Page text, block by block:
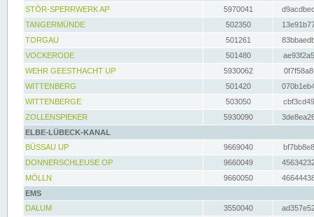
STÖR-SPERRWERK AP 5970041
TANGERMÜNDE
502350
TORGAU
501261
VOCKERODE
501480
WEHR GEESTHACHT UP
5930062
WITTENBERG
501420
WITTENBERGE
503050
ZOLLENSPIEKER
5930090
ELBE-LÜBECK-KANAL
BÜSSAU UP
9669040
DONNERSCHLEUSE OP
9660049
MÖLLN
9660050
EMS
DALUM
3550040